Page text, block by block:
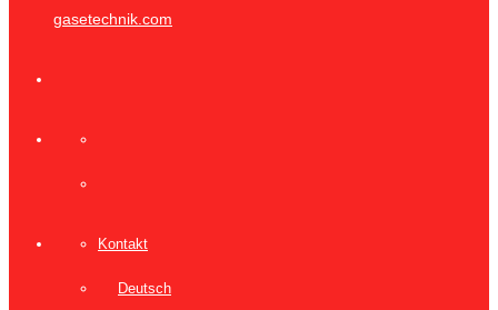
gasetechnik.com
Kontakt
Deutsch